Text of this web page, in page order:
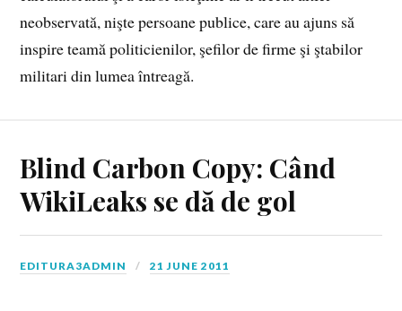
neobservată, nişte persoane publice, care au ajuns să
inspire teamă politicienilor, şefilor de firme şi ştabilor
militari din lumea întreagă.
Blind Carbon Copy: Când
WikiLeaks se dă de gol
EDITURA3ADMIN 21 JUNE 2011